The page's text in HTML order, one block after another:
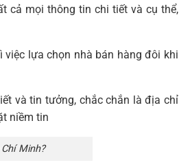
cả mọi thông tin chi tiết và cụ thể,
việc lựa chọn nhà bán hàng đôi khi
và tin tưởng, chắc chắn là địa chỉ
niềm tin
Minh?